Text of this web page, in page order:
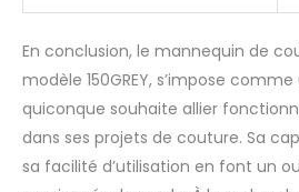
En conclusion, le mannequin de
modèle 150GREY, s’impose
quiconque souhaite allier
dans ses projets de couture. Sa
sa facilité d’utilisation en font un